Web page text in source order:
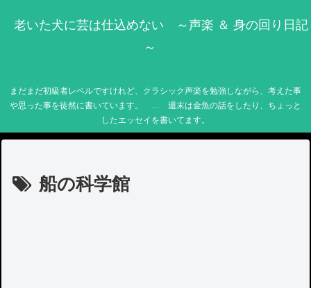
老いた犬に芸は仕込めない ～声楽 ＆ 身の回り日記
～
まだまだ初級者レベルですけれど、クラシック声楽を勉強しながら、考えた事
や思った事を徒然に書いています。 … 週末は金魚の話をしたり、ちょっと
したエッセイを書いてます。
船の科学館